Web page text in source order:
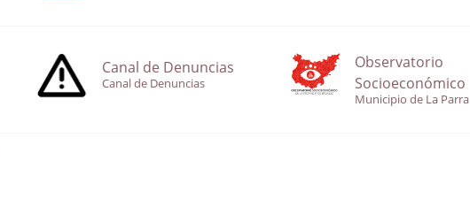
Canal de Denuncias
Canal de Denuncias
Observatorio
Socioeconómico
Municipio de La Parra